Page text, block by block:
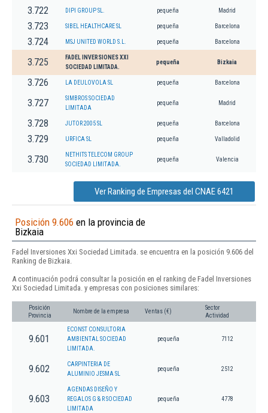
3.722 DIPI GROUP SL. pequeña Madrid
3.723 SIBEL HEALTHCARE SL pequeña Barcelona
3.724 MSJ UNITED WORLD S.L. pequeña Barcelona
3.725
FADEL INVERSIONES XXI
SOCIEDAD LIMITADA.
pequeña Bizkaia
3.726 LA DEULOVOLA SL pequeña Barcelona
3.727
SIMBROS SOCIEDAD
LIMITADA
pequeña Madrid
3.728 JUTOR 2005 SL pequeña Barcelona
3.729 URFICA SL pequeña Valladolid
3.730
NETHITS TELECOM GROUP
SOCIEDAD LIMITADA.
pequeña Valencia
Ver Ranking de Empresas del CNAE 6421
Posición 9.606 en la provincia de
Bizkaia
Fadel Inversiones Xxi Sociedad Limitada. se encuentra en la posición 9.606 del
Ranking de Bizkaia.
A continuación podrá consultar la posición en el ranking de Fadel Inversiones
Xxi Sociedad Limitada. y empresas con posiciones similares:
Posición
Provincia
Nombre de la empresa Ventas (€)
Sector
Actividad
9.601
ECONST CONSULTORIA
AMBIENTAL SOCIEDAD
LIMITADA.
pequeña 7112
9.602
CARPINTERIA DE
ALUMINIO JESMA SL
pequeña 2512
9.603
AGENDAS DISEÑO Y
REGALOS G & R SOCIEDAD
LIMITADA
pequeña 4778